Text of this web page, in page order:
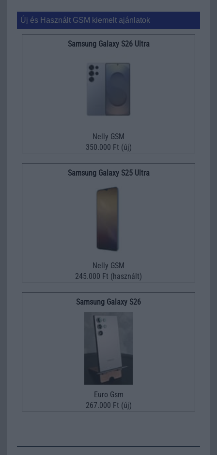
Új és Használt GSM kiemelt ajánlatok
Samsung Galaxy S26 Ultra
Nelly GSM
350.000 Ft (új)
Samsung Galaxy S25 Ultra
Nelly GSM
245.000 Ft (használt)
Samsung Galaxy S26
Euro Gsm
267.000 Ft (új)